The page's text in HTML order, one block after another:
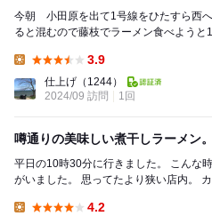
今朝 小田原を出て1号線をひたすら西へ向かっ
ると混むので藤枝でラーメン食べよう
3.9
仕上げ （1244）
2024/09 訪問
1回
噂通りの美味しい煮干しラーメン。
平日の10時30分に行きました。 こんな時間だけど、５〜６人のお客さん
がいました。 思ってたより狭い店内。 カウンター２席。 テーブル席には
4.2